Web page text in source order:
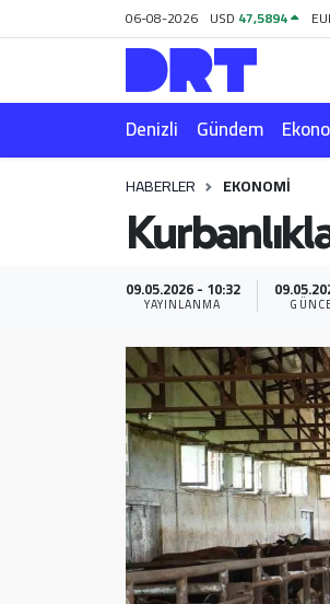
06-08-2026 USD 47,5894
Denizli Gündem
HABERLER EKONOMI
09.05.2026 - 10:32
YAYINLANMA
Gündem
Ekonomi
Magazin
Teknoloji
Yazarlar
Hava Durumu
Trafik Durumu
Puan Durumu ve Fikstür
Tüm Manşetler
Son Dakika Haberleri
Haber Arşivi